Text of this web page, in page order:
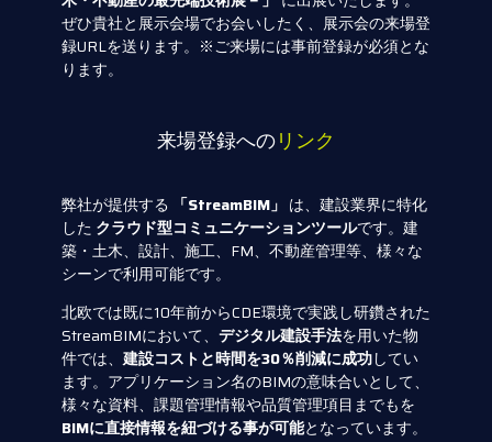
ぜひ貴社と展示会場でお会いしたく、展示会の来場登
録URLを送ります。※ご来場には事前登録が必須とな
ります。
来場登録へのリンク
弊社が提供する 「StreamBIM」 は、建設業界に特化
した クラウド型コミュニケーションツールです。建
築・土木、設計、施工、FM、不動産管理等、様々な
シーンで利用可能です。
北欧では既に10年前からCDE環境で実践し研鑽された
StreamBIMにおいて、 デジタル建設手法を用いた物
件では、建設コストと時間を30％削減に成功してい
ます。アプリケーション名のBIMの意味合いとして、
様々な資料、課題管理情報や品質管理項目までもを
BIMに直接情報を紐づける事が可能となっています。